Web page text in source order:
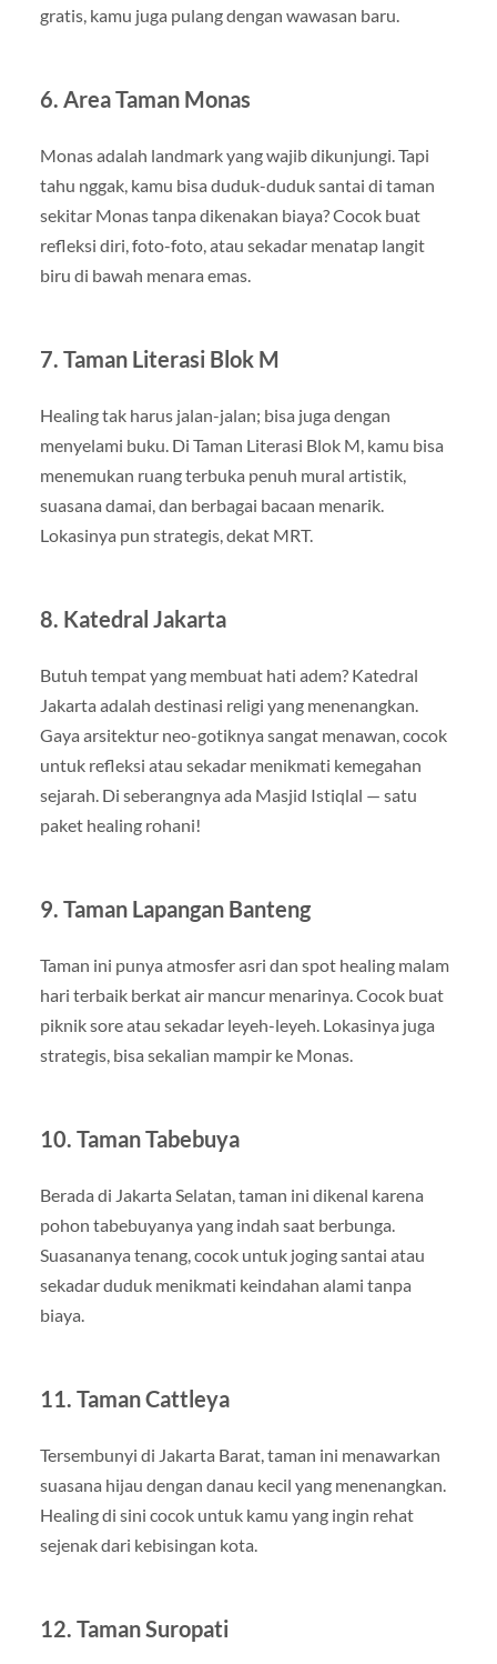
gratis, kamu juga pulang dengan wawasan baru.
6. Area Taman Monas
Monas adalah landmark yang wajib dikunjungi. Tapi
tahu nggak, kamu bisa duduk-duduk santai di taman
sekitar Monas tanpa dikenakan biaya? Cocok buat
refleksi diri, foto-foto, atau sekadar menatap langit
biru di bawah menara emas.
7. Taman Literasi Blok M
Healing tak harus jalan-jalan; bisa juga dengan
menyelami buku. Di Taman Literasi Blok M, kamu bisa
menemukan ruang terbuka penuh mural artistik,
suasana damai, dan berbagai bacaan menarik.
Lokasinya pun strategis, dekat MRT.
8. Katedral Jakarta
Butuh tempat yang membuat hati adem? Katedral
Jakarta adalah destinasi religi yang menenangkan.
Gaya arsitektur neo-gotiknya sangat menawan, cocok
untuk refleksi atau sekadar menikmati kemegahan
sejarah. Di seberangnya ada Masjid Istiqlal — satu
paket healing rohani!
9. Taman Lapangan Banteng
Taman ini punya atmosfer asri dan spot healing malam
hari terbaik berkat air mancur menarinya. Cocok buat
piknik sore atau sekadar leyeh-leyeh. Lokasinya juga
strategis, bisa sekalian mampir ke Monas.
10. Taman Tabebuya
Berada di Jakarta Selatan, taman ini dikenal karena
pohon tabebuyanya yang indah saat berbunga.
Suasananya tenang, cocok untuk joging santai atau
sekadar duduk menikmati keindahan alami tanpa
biaya.
11. Taman Cattleya
Tersembunyi di Jakarta Barat, taman ini menawarkan
suasana hijau dengan danau kecil yang menenangkan.
Healing di sini cocok untuk kamu yang ingin rehat
sejenak dari kebisingan kota.
12. Taman Suropati